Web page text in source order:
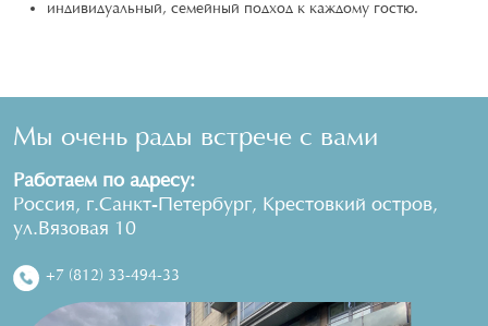
индивидуальный, семейный подход к каждому гостю.
Мы очень рады встрече с вами
Работаем по адресу:
Россия, г.Санкт-Петербург, Крестовкий остров,
ул.Вязовая 10
+7 (812) 33-494-33